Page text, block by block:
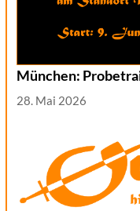
München:
28. Mai 2026